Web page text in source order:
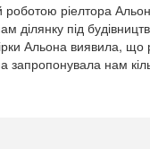
ріелтора
ділянку під
Альона виявила,
запропонувала нам